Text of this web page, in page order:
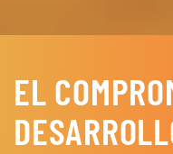
EL